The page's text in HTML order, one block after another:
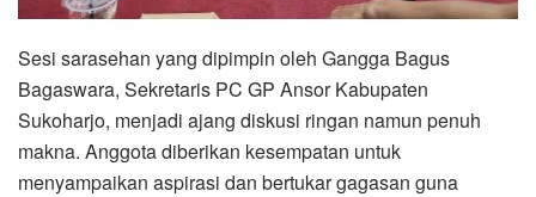
Sesi sarasehan yang dipimpin oleh Gangga Bagus
Bagaswara, Sekretaris PC GP Ansor Kabupaten
Sukoharjo, menjadi ajang diskusi ringan namun penuh
makna. Anggota diberikan kesempatan untuk
menyampaikan aspirasi dan bertukar gagasan guna